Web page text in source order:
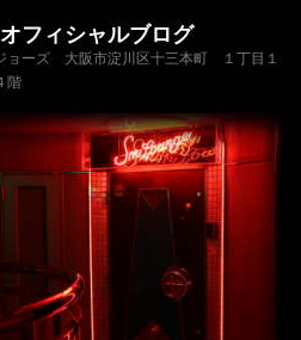
フィシャルブログ
ョーズ 大阪市淀川区十三本町 １丁目１
階